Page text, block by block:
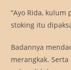
“Ayo Rida, kulum
stoking itu
Badannya
merangkak.